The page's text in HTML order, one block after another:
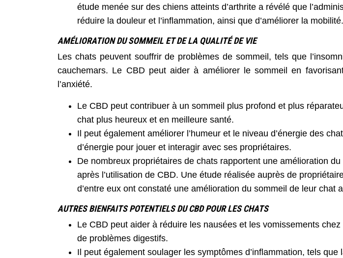
étude menée sur des chiens atteints d’arthrite a révélé que
réduire la douleur et l’inflammation, ainsi que d’améliorer la mobilité.
AMÉLIORATION DU SOMMEIL ET DE LA QUALITÉ DE VIE
Les chats peuvent souffrir de problèmes de sommeil, tels que
cauchemars. Le CBD peut aider à améliorer le sommeil en
l’anxiété.
Le CBD peut contribuer à un sommeil plus profond et plus
chat plus heureux et en meilleure santé.
Il peut également améliorer l’humeur et le niveau d’énergie des
d’énergie pour jouer et interagir avec ses propriétaires.
De nombreux propriétaires de chats rapportent une amélioration
après l’utilisation de CBD. Une étude réalisée auprès de
d’entre eux ont constaté une amélioration du sommeil de leur chat
AUTRES BIENFAITS POTENTIELS DU CBD POUR LES CHATS
Le CBD peut aider à réduire les nausées et les vomissements
de problèmes digestifs.
Il peut également soulager les symptômes d’inflammation, tels que